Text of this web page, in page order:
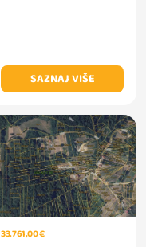
SAZNAJ VIŠE
33.761,00 €